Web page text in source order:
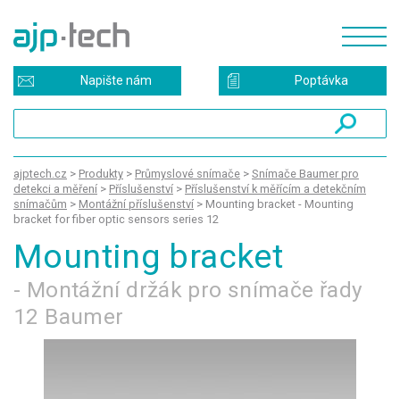
Poptávka
Napište nám
ajptech.cz > Produkty > Průmyslové snímače > Snímače Baumer pro
detekci a měření > Příslušenství > Příslušenství k měřícím a detekčním
snímačům > Montážní příslušenství > Mounting bracket - Mounting
bracket for fiber optic sensors series 12
Mounting bracket
- Montážní držák pro snímače řady
12 Baumer